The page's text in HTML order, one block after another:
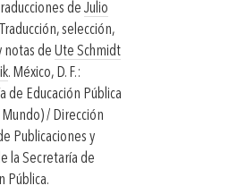
de Julio
Traducción, selección,
notas de Ute Schmidt
. México, D. F.:
de Educación Pública
/ Dirección
Publicaciones y
la Secretaría de
Pública.